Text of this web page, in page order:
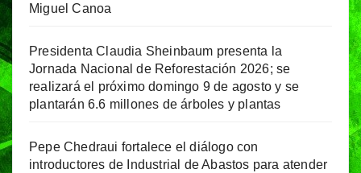
Miguel Canoa
Presidenta Claudia Sheinbaum presenta la
Jornada Nacional de Reforestación 2026; se
realizará el próximo domingo 9 de agosto y se
plantarán 6.6 millones de árboles y plantas
Pepe Chedraui fortalece el diálogo con
introductores de Industrial de Abastos para atender